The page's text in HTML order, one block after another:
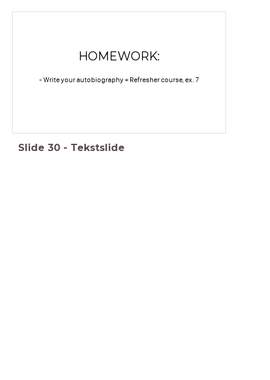
HOMEWORK:
- Write your autobiography + Refresher course, ex. 7
Slide 30 - Tekstslide